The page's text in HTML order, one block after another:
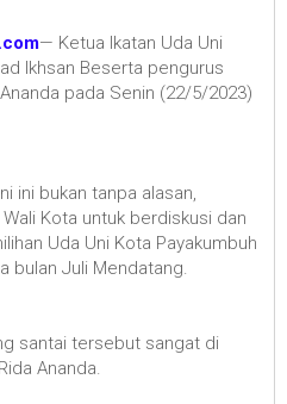
— Ketua Ikatan Uda Uni
Ikhsan Beserta pengurus
pada Senin (22/5/2023)
ini bukan tanpa alasan,
Kota untuk berdiskusi dan
Uda Uni Kota Payakumbuh
bulan Juli Mendatang.
santai tersebut sangat di
Ananda.